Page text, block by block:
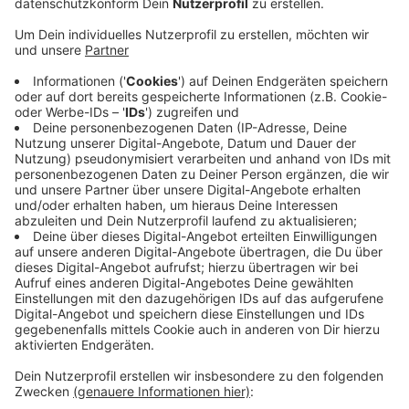
Radio Kiepenkerl-Hörer Dirk wohnt an der
Kreisstraße zwischen Höpingen und der Billerbecker
Bauerschaft Beerlage. Und ihm reicht's: "Schlimm ist
das Gejaule der Motorradfahrer, die aus purer Lust der
Raserei die Strecke nutzen, um Gas zu geben, am Ende
der Strecke zu wenden und die kurvenreiche Straße
nochmal zu befahren." Es sei auch schon zu schweren
Unfällen gekommen. Wir haben die Berschwerde von
Dirk an die Polizei weiter gegeben. Sie sagt: Ein
Unfallschwerpunkt sei die Strecke nicht - es sei aber
bekannt, dass es hier Probleme mit Rasern gibt. Die
Polizei blitzt deshalb regelmäßig hier. Weitere
Tempokontrollen sind geplant.